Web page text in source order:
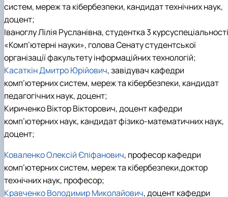
систем, мереж та кібербезпеки, кандидат технічних наук,
доцент;
Іваноглу Лілія Русланівна, студентка 3 курсуспеціальності
«Комп’ютерні науки», голова Сенату студентської
організації факультету інформаційних технологій;
Касаткін Дмитро Юрійович, завідувач кафедри
комп’ютерних систем, мереж та кібербезпеки, кандидат
педагогічних наук, доцент;
Кириченко Віктор Вікторович, доцент кафедри
комп’ютерних наук, кандидат фізико-математичних наук,
доцент;
Коваленко Олексій Єпіфанович, професор кафедри
комп’ютерних систем, мереж та кібербезпеки,доктор
технічних наук, професор;
Кравченко Володимир Миколайович, доцент кафедри